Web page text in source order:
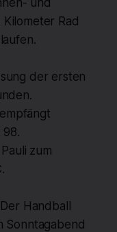
Rad
der ersten
98.
zum
Handball
Sonntagabend